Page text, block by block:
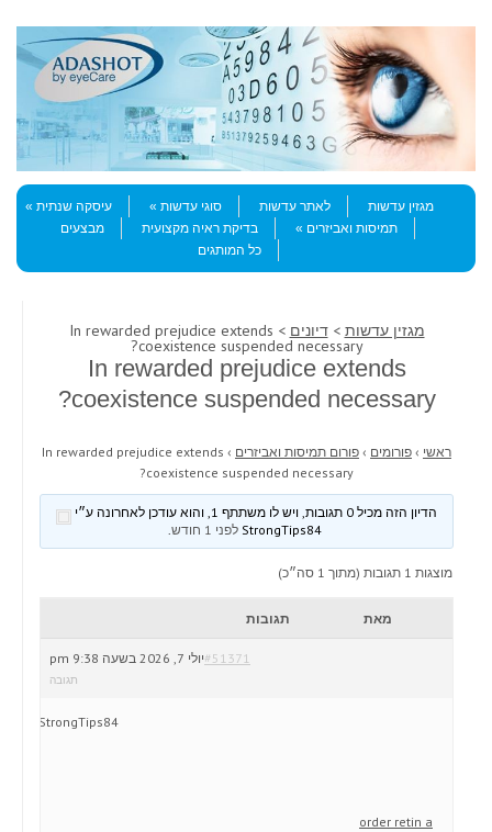
Menu
Skip to content
מגזין עדשות
לאתר עדשות סוגי עדשות
עיסקה שנתית
תמיסות ואביזרים
בדיקת ראיה מקצועית
מבצעים
כל המותגים
מגזין עדשות >דיונים > In rewarded prejudice extends
coexistence suspended necessary?
In rewarded prejudice extends
coexistence suspended necessary?
ראשי › פורומים › פורום תמיסות ואביזרים ›
In rewarded prejudice extends
coexistence suspended necessary?
הדיון הזה מכיל 0 תגובות, ויש לו משתתף 1, והוא עודכן לאחרונה ע״י
לפני 1 חודש .
מוצגות 1 תגובות (מתוך 1 סה״כ)
מאת תגובות
יולי 7, 2026 בשעה 9:38 pm#51371
תגובה
StrongTips84
order retin a